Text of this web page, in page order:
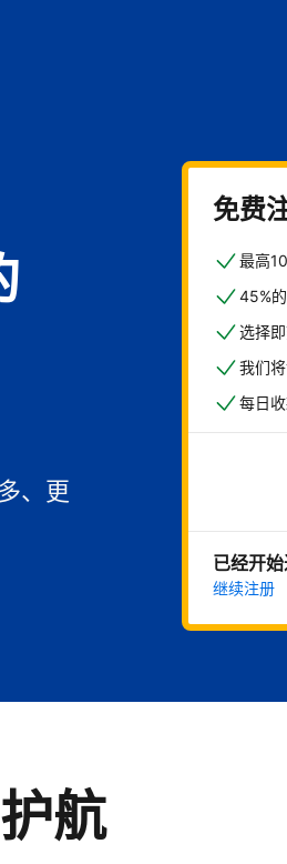
、更
免费
最高
45%
选择
我们
每日
已经开始
继续注册
航